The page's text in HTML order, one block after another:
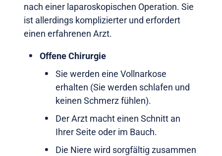
nach einer laparoskopischen Operation. Sie
ist allerdings komplizierter und erfordert
einen erfahrenen Arzt.
Offene Chirurgie
Sie werden eine Vollnarkose
erhalten (Sie werden schlafen und
keinen Schmerz fühlen).
Der Arzt macht einen Schnitt an
Ihrer Seite oder im Bauch.
Die Niere wird sorgfältig zusammen